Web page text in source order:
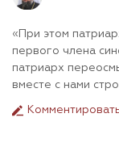
«При этом
первого члена
патриарх
вместе с нами